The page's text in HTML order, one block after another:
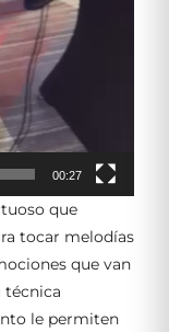
00:27
que
tocar melodías
que van
técnica
le permiten